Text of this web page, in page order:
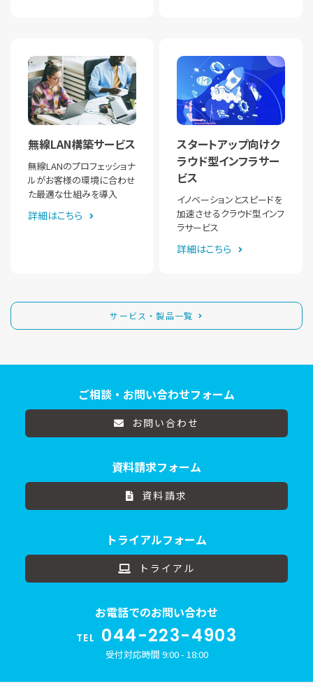
無線LAN構築サービス
無線LANのプロフェッショナ
ルがお客様の環境に合わせ
た最適な仕組みを導入
詳細はこちら
スタートアップ向けク
ラウド型インフラサー
ビス
イノベーションとスピードを
加速させるクラウド型インフ
ラサービス
詳細はこちら
サービス・製品一覧
ご相談・お問い合わせフォーム
お問い合わせ
資料請求フォーム
資料請求
トライアルフォーム
トライアル
お電話でのお問い合わせ
TEL 044-223-4903
受付対応時間 9:00 - 18:00